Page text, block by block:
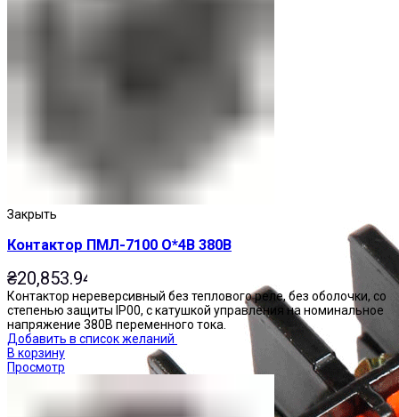
Закрыть
Контактор ПМЛ-7100 О*4В 380В
₴20,853.94
Контактор нереверсивный без теплового реле, без оболочки, со
степенью защиты IP00, с катушкой управления на номинальное
напряжение 380В переменного тока.
Добавить в список желаний
В корзину
Просмотр